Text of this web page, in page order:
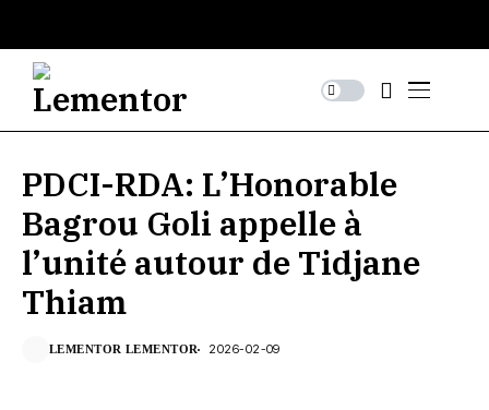
PDCI-RDA: L’Honorable
Bagrou Goli appelle à
l’unité autour de Tidjane
Thiam
LEMENTOR LEMENTOR 2026-02-09